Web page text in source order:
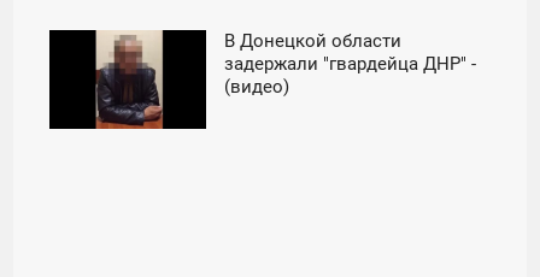
В Донецкой области
задержали "гвардейца ДНР" -
(видео)